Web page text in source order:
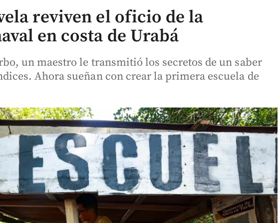
reviven el oficio de la
en costa de Urabá
un maestro le transmitió los secretos de un saber
Ahora sueñan con crear la primera escuela de